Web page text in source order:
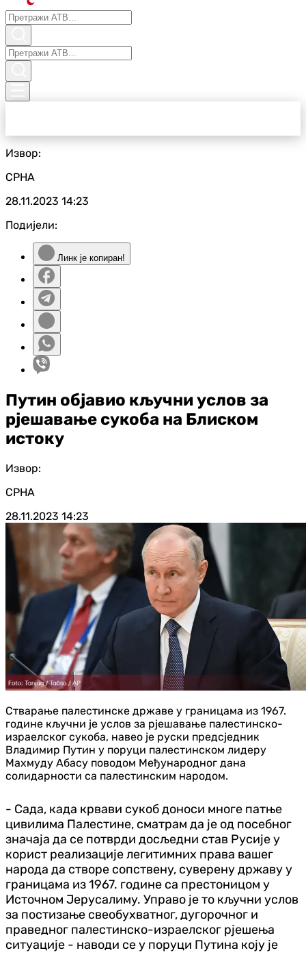
Извор:
СРНА
28.11.2023 14:23
Подијели:
Линк је копиран!
Путин објавио кључни услов за
рјешавање сукоба на Блиском
истоку
Извор:
СРНА
28.11.2023 14:23
Стварање палестинске државе у границама из 1967.
године кључни је услов за рјешавање палестинско-
израелског сукоба, навео је руски предсједник
Владимир Путин у поруци палестинском лидеру
Махмуду Абасу поводом Међународног дана
солидарности са палестинским народом.
- Сада, када крвави сукоб доноси многе патње
цивилима Палестине, сматрам да је од посебног
значаја да се потврди досљедни став Русије у
корист реализације легитимних права вашег
народа да створе сопствену, суверену државу у
границама из 1967. године са престоницом у
Источном Јерусалиму. Управо је то кључни услов
за постизање свеобухватног, дугорочног и
праведног палестинско-израелског рјешења
ситуације - наводи се у поруци Путина коју је